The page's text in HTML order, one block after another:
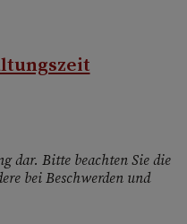
dar. Bitte beachten Sie die
bei Beschwerden und